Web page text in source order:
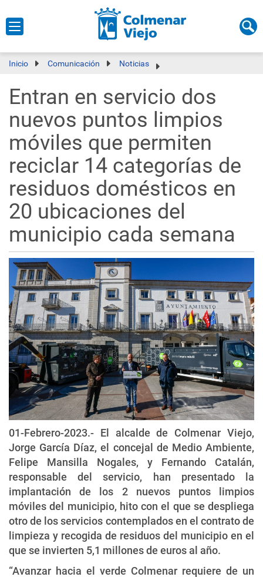
Inicio Comunicación Noticias
Entran en servicio dos
nuevos puntos limpios
móviles que permiten
reciclar 14 categorías de
residuos domésticos en
20 ubicaciones del
municipio cada semana
01-Febrero-2023.- El alcalde de Colmenar Viejo,
Jorge García Díaz, el concejal de Medio Ambiente,
Felipe Mansilla Nogales, y Fernando Catalán,
responsable del servicio, han presentado la
implantación de los 2 nuevos puntos limpios
móviles del municipio, hito con el que se despliega
otro de los servicios contemplados en el contrato de
limpieza y recogida de residuos del municipio en el
que se invierten 5,1 millones de euros al año.
“Avanzar hacia el verde Colmenar requiere de un